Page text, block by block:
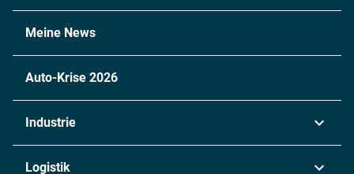
Meine News
Auto-Krise 2026
Industrie
Logistik